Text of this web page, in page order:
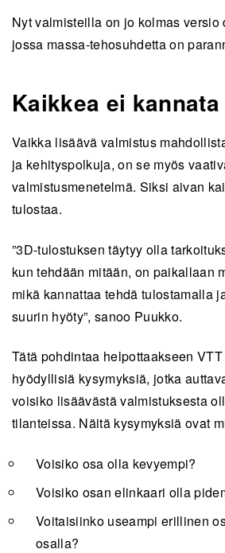
Nyt valmisteilla on jo kolmas versio
jossa massa-tehosuhdetta on
Kaikkea ei
Vaikka lisäävä valmistus
ja kehityspolkuja, on se myös
valmistusmenetelmä. Siksi aivan
tulostaa.
”3D-tulostuksen täytyy olla
kun tehdään mitään, on paikallaan
mikä kannattaa tehdä tulostamalla
suurin hyöty”, sanoo Puukko.
Tätä pohdintaa helpottaakseen
hyödyllisiä kysymyksiä, jotka
voisiko lisäävästä valmistuksesta
tilanteissa. Näitä kysymyksiä ovat
Voisiko osa olla kevyempi?
Voisiko osan elinkaari olla
Voitaisiinko useampi erillinen
osalla?